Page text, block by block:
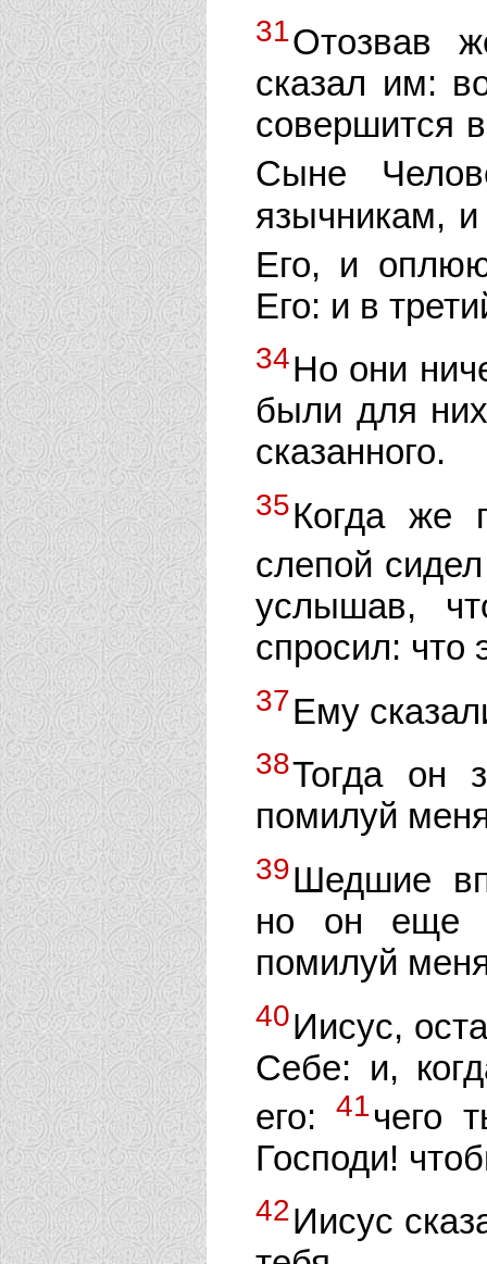
31Отозвав
сказал им:
совершится
Сыне
язычникам,
Его, и
Его: и в
34Но они
были для
сказанного.
35Когда же
слепой
услышав,
спросил: что
37Ему
38Тогда он
помилуй
39Шедшие
но он еще
помилуй
40Иисус,
Себе: и,
его:41чего
Господи!
42Иисус